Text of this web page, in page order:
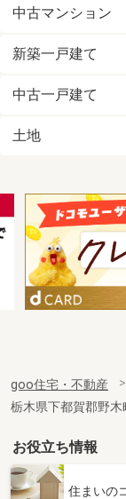
中古マンション
新築一戸建て
中古一戸建て
土地
goo住宅・不動産
栃木県下都賀郡野
お役立ち情報
住まいの